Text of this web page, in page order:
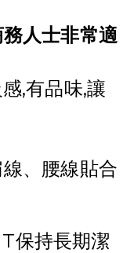
人士非常適
,有品味,讓
、腰線貼合
保持長期潔